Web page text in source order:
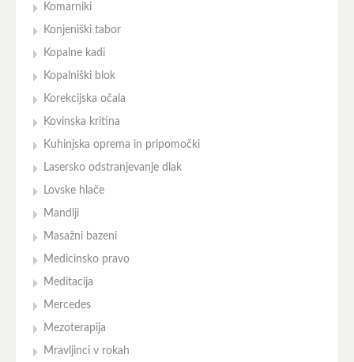
Komarniki
Konjeniški tabor
Kopalne kadi
Kopalniški blok
Korekcijska očala
Kovinska kritina
Kuhinjska oprema in pripomočki
Lasersko odstranjevanje dlak
Lovske hlače
Mandlji
Masažni bazeni
Medicinsko pravo
Meditacija
Mercedes
Mezoterapija
Mravljinci v rokah